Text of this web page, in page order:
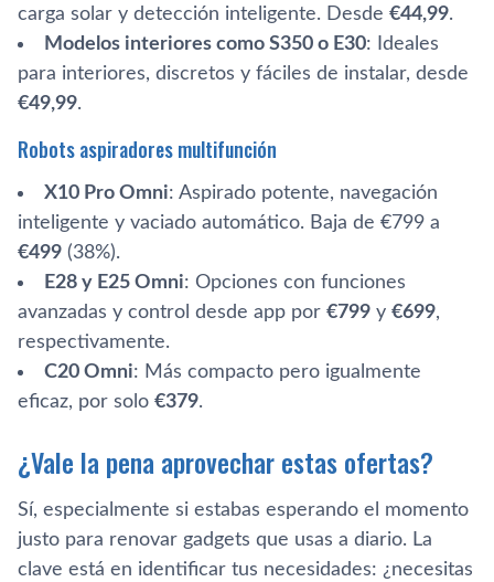
carga solar y detección inteligente. Desde €44,99.
Modelos interiores como S350 o E30: Ideales
para interiores, discretos y fáciles de instalar, desde
€49,99.
Robots aspiradores multifunción
X10 Pro Omni: Aspirado potente, navegación
inteligente y vaciado automático. Baja de €799 a
€499 (38%).
E28 y E25 Omni: Opciones con funciones
avanzadas y control desde app por €799 y €699,
respectivamente.
C20 Omni: Más compacto pero igualmente
eficaz, por solo €379.
¿Vale la pena aprovechar estas ofertas?
Sí, especialmente si estabas esperando el momento
justo para renovar gadgets que usas a diario. La
clave está en identificar tus necesidades: ¿necesitas